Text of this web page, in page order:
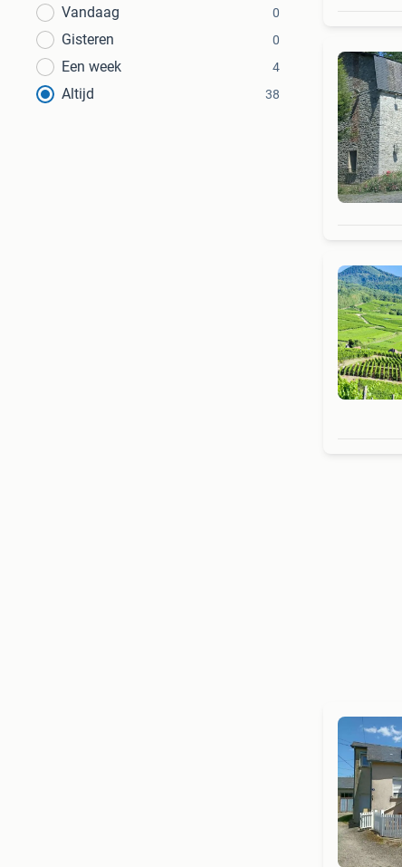
Vandaag
0
Gisteren 0
Een week 4
Altijd 38